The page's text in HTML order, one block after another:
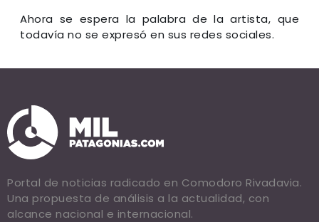
Ahora se espera la palabra de la artista, que
todavía no se expresó en sus redes sociales.
Portal de noticias radicado en Comodoro Rivadavia.
Una propuesta de análisis a la actualidad, con
alcance nacional e internacional.